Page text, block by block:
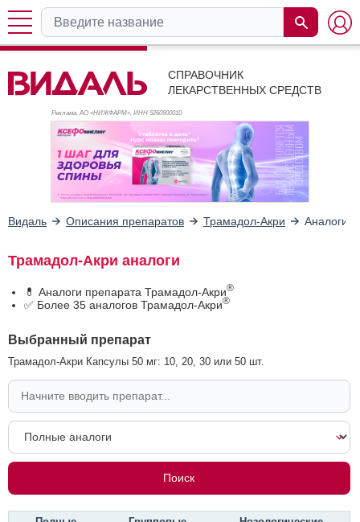
СПРАВОЧНИК
ЛЕКАРСТВЕННЫХ СРЕДСТВ
Реклама. АО «НИЖФАРМ», ИНН 5260900010
Видаль Описания препаратов Трамадол-Акри Аналоги
Трамадол-Акри аналоги
💊 Аналоги препарата Трамадол-Акри®
✅ Более 35 аналогов Трамадол-Акри®
Выбранный препарат
Трамадол-Акри Капсулы 50 мг: 10, 20, 30 или 50 шт.